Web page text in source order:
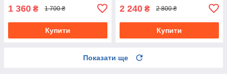
1 360 ₴ 1 700 ₴
Купити
2 240 ₴ 2 800 ₴
Купити
Показати ще